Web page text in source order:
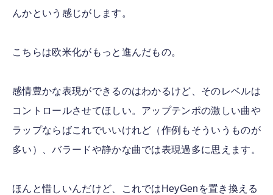
んかという感じがします。
こちらは欧米化がもっと進んだもの。
感情豊かな表現ができるのはわかるけど、そのレベルは
コントロールさせてほしい。アップテンポの激しい曲や
ラップならばこれでいいけれど（作例もそういうものが
多い）、バラードや静かな曲では表現過多に思えます。
ほんと惜しいんだけど、これではHeyGenを置き換える